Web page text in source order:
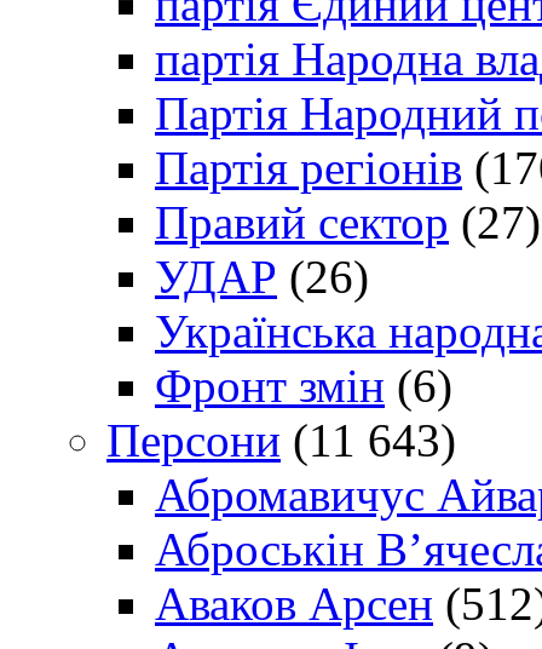
партія Народна
Партія Народний
Партія регіонів
Правий сектор (27)
УДАР (26)
Українська
Фронт змін (6)
Персони (11 643)
Абромавичус
Аброськін
Аваков Арсен